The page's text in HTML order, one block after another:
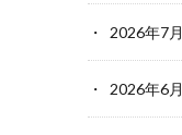
2026年7月
2026年6月